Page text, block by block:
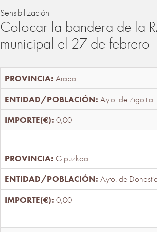
Sensibilización
Colocar la bandera de la
municipal el 27 de febrero
Araba
Ayto. de Zigoitia
0,00
Gipuzkoa
Ayto. de
0,00